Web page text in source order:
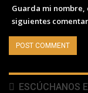
Guarda mi
siguientes
ESCÚCHANOS